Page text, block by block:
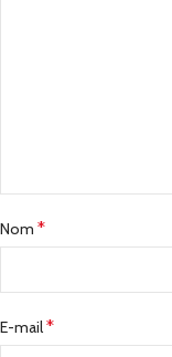
Nom *
E-mail*